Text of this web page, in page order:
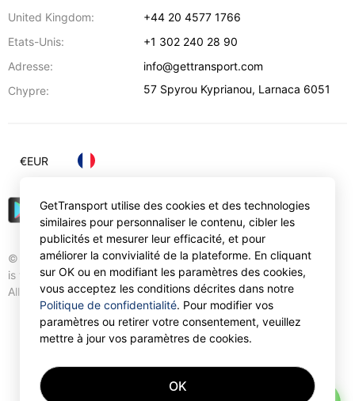
United Kingdom:
+44 20 4577 1766
Etats-Unis:
+1 302 240 28 90
Adresse:
info@gettransport.com
Chypre:
57 Spyrou Kyprianou, Larnaca 6051
© Gettransport International Limited. GetTransport®
is trademark of Gettransport International Limited.
All rights reserved.
€EUR
GetTransport utilise des cookies et des technologies
similaires pour personnaliser le contenu, cibler les
publicités et mesurer leur efficacité, et pour
améliorer la convivialité de la plateforme. En cliquant
sur OK ou en modifiant les paramètres des cookies,
vous acceptez les conditions décrites dans notre
Politique de confidentialité. Pour modifier vos
paramètres ou retirer votre consentement, veuillez
mettre à jour vos paramètres de cookies.
OK